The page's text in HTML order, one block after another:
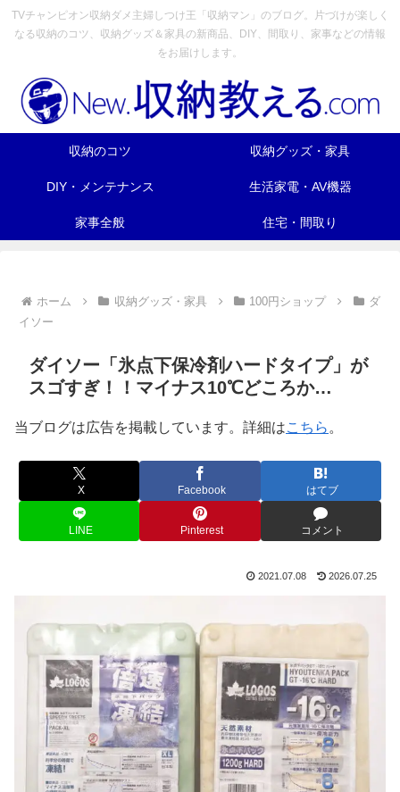
TVチャンピオン収納ダメ主婦しつけ王「収納マン」のブログ。片づけが楽しく
なる収納のコツ、収納グッズ＆家具の新商品、DIY、間取り、家事などの情報
をお届けします。
収納のコツ 収納グッズ・家具
DIY・メンテナンス 生活家電・AV機器
家事全般 住宅・間取り
ホーム 収納グッズ・家具 100円ショップ
ダ
イソー
ダイソー「氷点下保冷剤ハードタイプ」が
スゴすぎ！！マイナス10℃どころか…
当ブログは広告を掲載しています。詳細はこちら 。
X Facebook はてブ
LINE Pinterest コメント
2021.07.08 2026.07.25